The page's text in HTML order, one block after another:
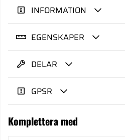
INFORMATION
EGENSKAPER
DELAR
GPSR
Komplettera med